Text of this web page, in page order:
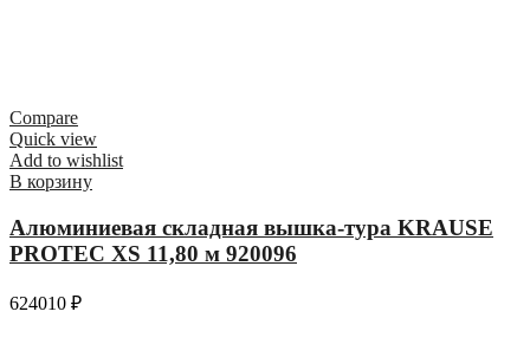
Compare
Quick view
Add to wishlist
В корзину
Алюминиевая складная вышка-тура KRAUSE
PROTEC XS 11,80 м 920096
624010 ₽